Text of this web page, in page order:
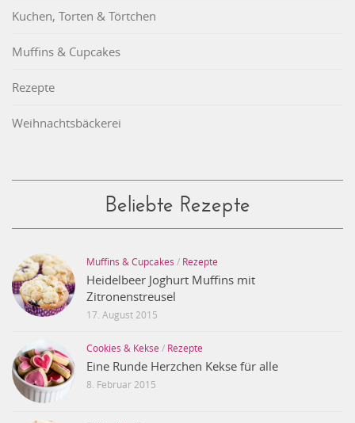
Kuchen, Torten & Törtchen
Muffins & Cupcakes
Rezepte
Weihnachtsbäckerei
Beliebte Rezepte
Muffins & Cupcakes / Rezepte
Heidelbeer Joghurt Muffins mit
Zitronenstreusel
17. August 2015
Cookies & Kekse / Rezepte
Eine Runde Herzchen Kekse für alle
8. Februar 2015